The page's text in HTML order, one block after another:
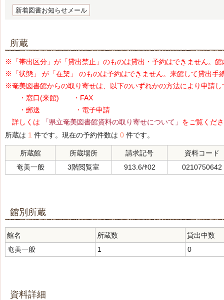
新着図書お知らせメール
所蔵
※「帯出区分」が「貸出禁止」のものは貸出・予約はできません。
※「状態」 が「在架」 のものは予約はできません。来館して貸出手
※奄美図書館からの取り寄せは、以下のいずれかの方法により申請し
・窓口(来館) ・FAX
・郵送 ・電子申請
詳しくは
「県立奄美図書館資料の取り寄せについて」 をご覧くだ
所蔵は 1 件です。現在の予約件数は 0 件です。
所蔵館 所蔵場所 請求記号
資料コード
奄美一般
3階閲覧室 913.6/ﾔ02 0210750642
館別所蔵
館名 所蔵数
貸出中数
奄美一般
1 0
資料詳細